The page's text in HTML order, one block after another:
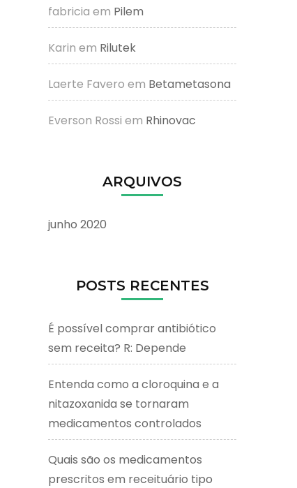
fabricia em Pilem
Karin em Rilutek
Laerte Favero em Betametasona
Everson Rossi em Rhinovac
ARQUIVOS
junho 2020
POSTS RECENTES
É possível comprar antibiótico
sem receita? R: Depende
Entenda como a cloroquina e a
nitazoxanida se tornaram
medicamentos controlados
Quais são os medicamentos
prescritos em receituário tipo